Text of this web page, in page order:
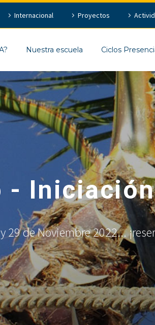
Internacional Proyectos
Nuestra escuela Ciclos
29 de Noviembre 2022...